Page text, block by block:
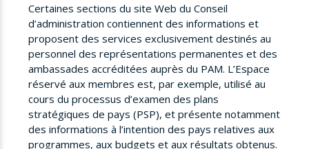
Certaines sections du site Web du Conseil
d’administration contiennent des informations et
proposent des services exclusivement destinés au
personnel des représentations permanentes et des
ambassades accréditées auprès du PAM. L’Espace
réservé aux membres est, par exemple, utilisé au
cours du processus d’examen des plans
stratégiques de pays (PSP), et présente notamment
des informations à l’intention des pays relatives aux
programmes, aux budgets et aux résultats obtenus.